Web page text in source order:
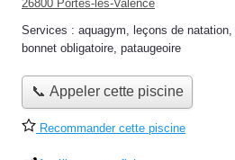
26800 Portes-lès-Valence
Services : aquagym, leçons de natation,
bonnet obligatoire, pataugeoire
📞 Appeler cette piscine
Recommander cette piscine